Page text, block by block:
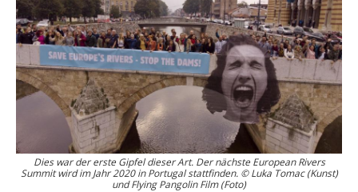
Dies war der erste Gipfel dieser Art. Der nächste European Rivers
Summit wird im Jahr 2020 in Portugal stattfinden. © Luka Tomac (Kunst)
und Flying Pangolin Film (Foto)